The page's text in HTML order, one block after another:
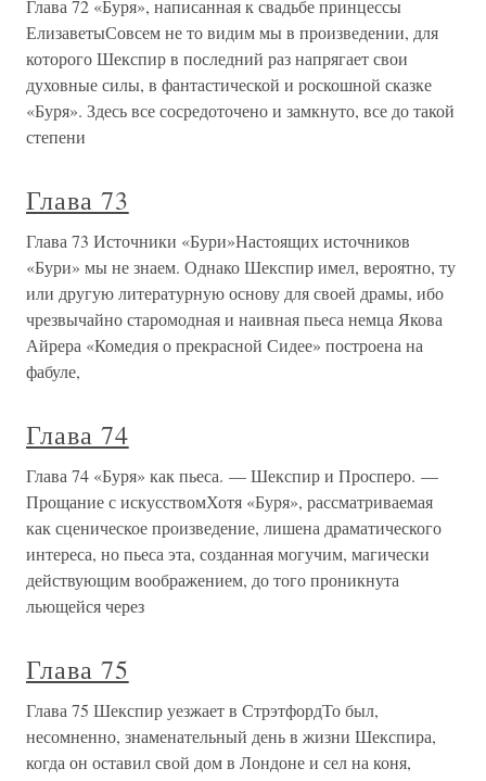
Глава 72 «Буря», написанная к свадьбе принцессы
ЕлизаветыСовсем не то видим мы в произведении, для
которого Шекспир в последний раз напрягает свои
духовные силы, в фантастической и роскошной сказке
«Буря». Здесь все сосредоточено и замкнуто, все до такой
степени
Глава 73
Глава 73 Источники «Бури»Настоящих источников
«Бури» мы не знаем. Однако Шекспир имел, вероятно, ту
или другую литературную основу для своей драмы, ибо
чрезвычайно старомодная и наивная пьеса немца Якова
Айрера «Комедия о прекрасной Сидее» построена на
фабуле,
Глава 74
Глава 74 «Буря» как пьеса. — Шекспир и Просперо. —
Прощание с искусствомХотя «Буря», рассматриваемая
как сценическое произведение, лишена драматического
интереса, но пьеса эта, созданная могучим, магически
действующим воображением, до того проникнута
льющейся через
Глава 75
Глава 75 Шекспир уезжает в СтрэтфордТо был,
несомненно, знаменательный день в жизни Шекспира,
когда он оставил свой дом в Лондоне и сел на коня,